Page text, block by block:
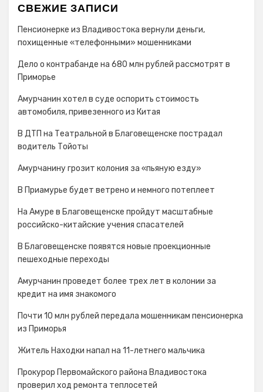
СВЕЖИЕ ЗАПИСИ
Пенсионерке из Владивостока вернули деньги,
похищенные «телефонными» мошенниками
Дело о контрабанде на 680 млн рублей рассмотрят в
Приморье
Амурчанин хотел в суде оспорить стоимость
автомобиля, привезенного из Китая
В ДТП на Театральной в Благовещенске пострадал
водитель Тойоты
Амурчанину грозит колония за «пьяную езду»
В Приамурье будет ветрено и немного потеплеет
На Амуре в Благовещенске пройдут масштабные
российско-китайские учения спасателей
В Благовещенске появятся новые проекционные
пешеходные переходы
Амурчанин проведет более трех лет в колонии за
кредит на имя знакомого
Почти 10 млн рублей передала мошенникам пенсионерка
из Приморья
Житель Находки напал на 11-летнего мальчика
Прокурор Первомайского района Владивостока
проверил ход ремонта теплосетей